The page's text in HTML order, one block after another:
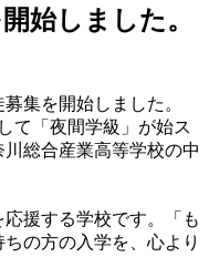
始しました。
集を開始しました。
て「夜間学級」が始ス
総合産業高等学校の中
援する学校です。「も
の方の入学を、心より